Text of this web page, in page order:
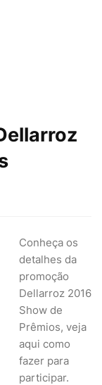
Conheça os
detalhes da
promoção
Dellarroz 2016
Show de
Prêmios, veja
aqui como
fazer para
participar.